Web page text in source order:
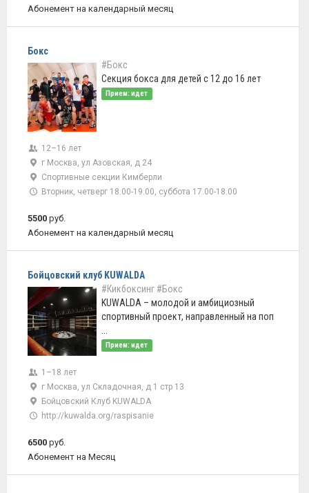
Абонемент на календарный месяц
Бокс
#Бокс
Секция бокса для детей с 12 до 16 лет
Прием: идет
12–16 лет
г Москва, ул Азовская, д 24
Спортивные секции Кимберли
Вторник, четверг 18.00-19.00, суббота 17.00-18.00
5500 руб.
Абонемент на календарный месяц
Бойцовский клуб KUWALDA
#Кикбоксинг #Бокс
KUWALDA – молодой и амбициозный
спортивный проект, направленный на поп
Прием: идет
1–18 лет
г Москва, ул Складочная, д 1 стр 13
Бойцовский Клуб KUWALDA
http://kuwalda.org/raspisanie
6500 руб.
Абонемент на Месяц